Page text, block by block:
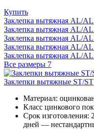
Купить
Заклепка вытяжная AL/AL
Заклепка вытяжная AL/AL
Заклепка вытяжная AL/AL
Заклепка вытяжная AL/AL
Заклепка вытяжная AL/AL
Все размеры 7
Заклепки вытяжные ST/ST
Материал:
Класс цинкового
Срок изготовления:
дней —